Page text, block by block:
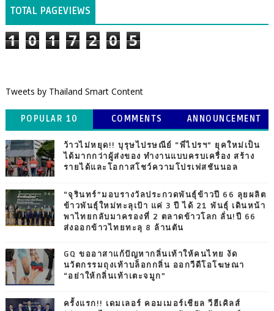
TOTAL PAGEVIEWS
1 0 1 7 2 0 5
Tweets by Thailand Smart Content
POPULAR 10 COMMENTS ANNOUNCEMENT
ว้าวไม่หยุด!! บุรุษไปรษณีย์ “พี่ไปรฯ” ยุคใหม่เป็น
ได้มากกว่าผู้ส่งของ ทำงานแบบครบเครื่อง สร้าง
รายได้และโอกาสโชว์ความโปรเฟสชันนอล
“จุรินทร์”มอบรางวัลประกวดพันธุ์ข้าวปี 66 ลุยผลิต
ข้าวพันธุ์ใหม่ทะลุเป้า แค่ 3 ปี ได้ 21 พันธุ์ เดินหน้า
พาไทยกลับมาครองที่ 2 ตลาดข้าวโลก ลั่น!ปี 66
ส่งออกข้าวไทยทะลุ 8 ล้านตัน
GQ ขออาสาแก้ปัญหากลิ่นเท้าให้คนไทย งัด
นวัตกรรมถุงเท้าบล็อกกลิ่น ออกวีดีโอโฆษณา
“อย่าให้กลิ่นเท้าเตะจมูก”
ครั้งแรก!! เดมเลอร์ คอมเมอร์เชียล วีฮีเคิลส์